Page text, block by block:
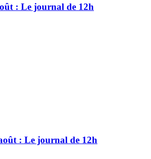
: Le journal de 12h
: Le journal de 12h